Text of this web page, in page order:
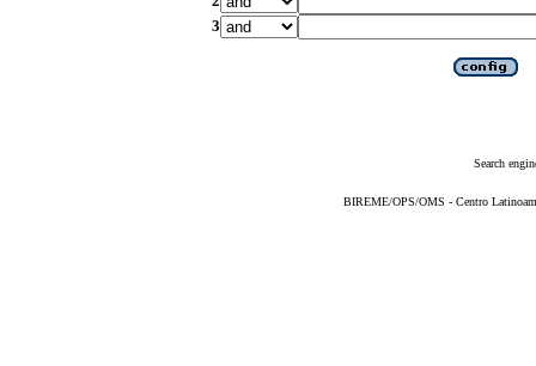
3
Search
BIREME/OPS/OMS - Centro